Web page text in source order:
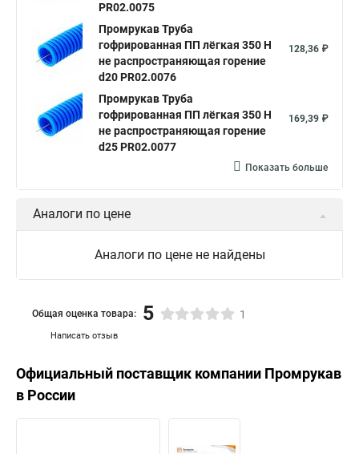
PR02.0075
Промрукав Труба
гофрированная ПП лёгкая 350 Н
не распространяющая горение
d20 PR02.0076
128,36 ₽
Промрукав Труба
гофрированная ПП лёгкая 350 Н
не распространяющая горение
d25 PR02.0077
169,39 ₽
Показать больше
Аналоги по цене
Аналоги по цене не найдены
Написать отзыв
Общая оценка товара: 5 1
Официальный поставщик компании Промрукав
в России